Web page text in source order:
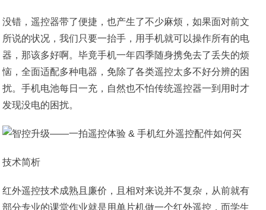
没错，遥控器带了便捷，也产生了不少麻烦，如果面对前文
所说的状况，我们只要一抬手，用手机就可以操作所有的电
器，那该多好啊。毕竟手机一年四季随身携免去了丢失的烦
恼，全面适配多种电器，免除了各类遥控太多不好分辨的困
扰。手机电池每日一充，自然也不怕传统遥控器一到用时才
发现没电的困扰。
技术简析
红外遥控技术成熟且廉价，且相对来说并不复杂，从前就有
部分专业的课堂作业就是用单片机做一个红外遥控，而学生